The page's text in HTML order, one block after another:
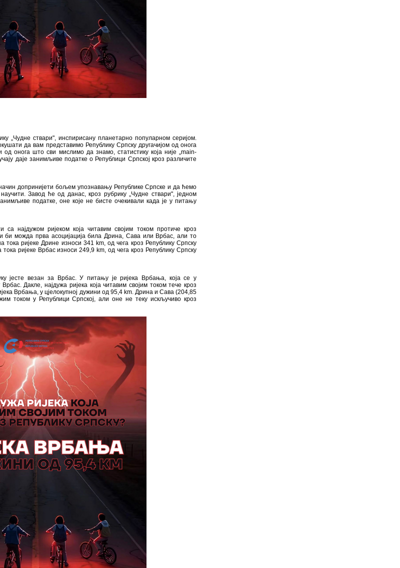
„Чудне ствари", инспирисану планетарно популарном серијом.
да вам представимо Републику Српску другачијом од онога
онога што сви мислимо да знамо, статистику која није „main-
даје занимљиве податке о Републици Српској кроз различите
допринијети бољем упознавању Републике Српске и да ћемо
Завод ће од данас, кроз рубрику „Чудне ствари", једном
податке, оне које не бисте очекивали када је у питању
са најдужом ријеком која читавим својим током протиче кроз
би можда прва асоцијација била Дрина, Сава или Врбас, али то
тока ријеке Дрине износи 341 km, од чега кроз Републику Српску
ријеке Врбас износи 249,9 km, од чега кроз Републику Српску
јесте везан за Врбас. У питању је ријека Врбања, која се у
Дакле, најдужа ријека која читавим својим током тече кроз
Врбања, у цјелокупној дужини од 95,4 km. Дрина и Сава (204,85
током у Републици Српској, али оне не теку искључиво кроз